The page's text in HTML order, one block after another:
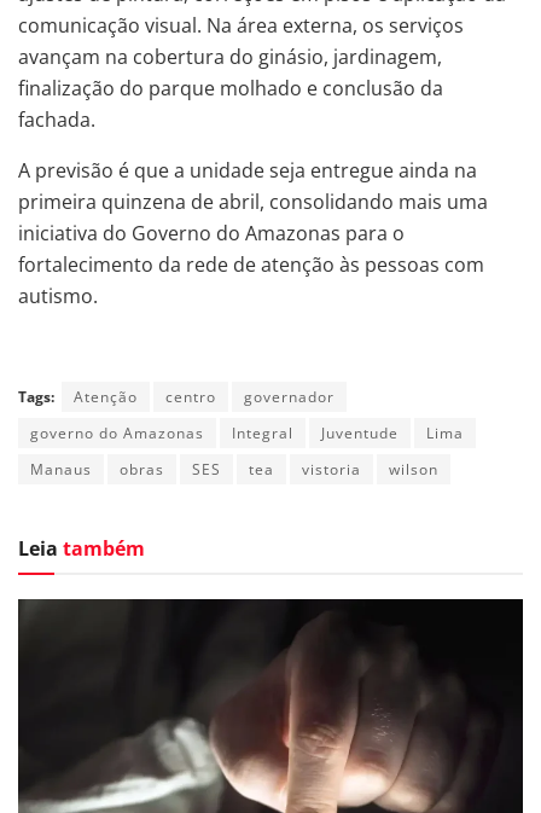
comunicação visual. Na área externa, os serviços
avançam na cobertura do ginásio, jardinagem,
finalização do parque molhado e conclusão da
fachada.
A previsão é que a unidade seja entregue ainda na
primeira quinzena de abril, consolidando mais uma
iniciativa do Governo do Amazonas para o
fortalecimento da rede de atenção às pessoas com
autismo.
Tags: Atenção centro
governador
governo do Amazonas
Integral Juventude
Lima
Manaus
obras SES tea vistoria wilson
Leia também